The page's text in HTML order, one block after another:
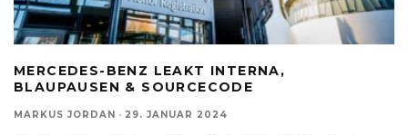
MERCEDES-BENZ LEAKT INTERNA,
BLAUPAUSEN & SOURCECODE
MARKUS JORDAN · 29. JANUAR 2024